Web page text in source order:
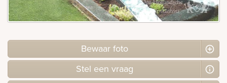
Bekijk
ook:
Bewaar foto
Stel een vraag